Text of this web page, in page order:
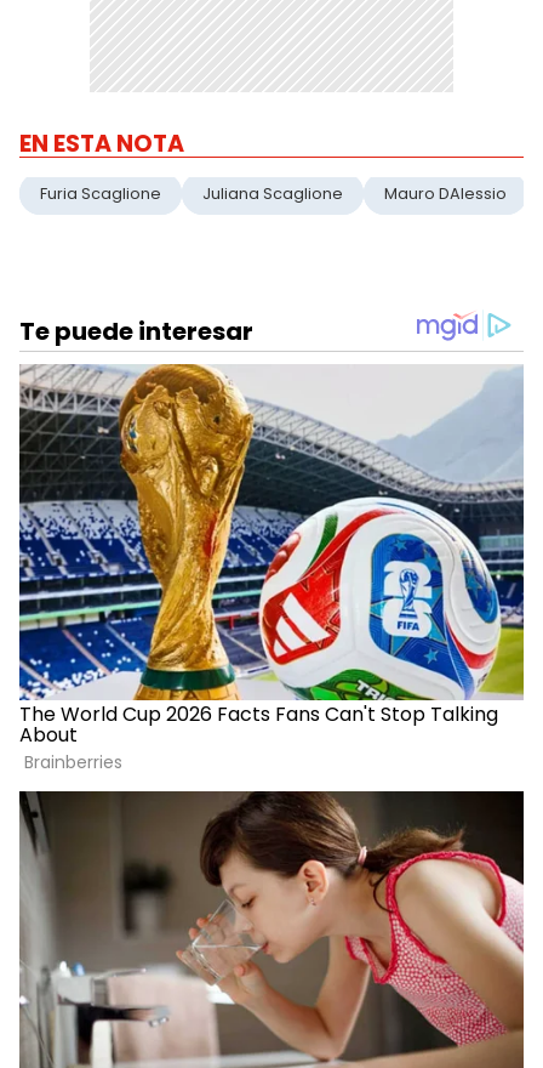
EN ESTA NOTA
Furia Scaglione Juliana Scaglione Mauro DAlessio